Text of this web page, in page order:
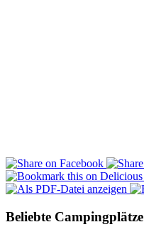
Beliebte Campingplätze